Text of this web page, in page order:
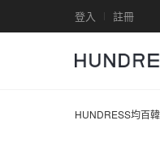
登入 註冊
HUNDRESS均百